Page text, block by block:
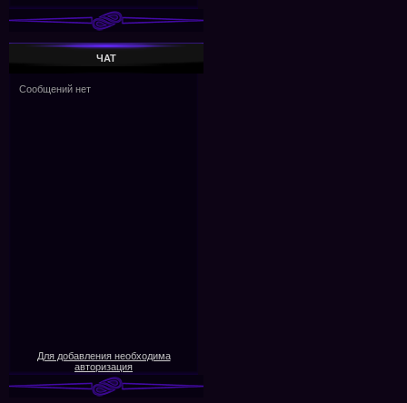
ЧАТ
Для добавления необходима
авторизация